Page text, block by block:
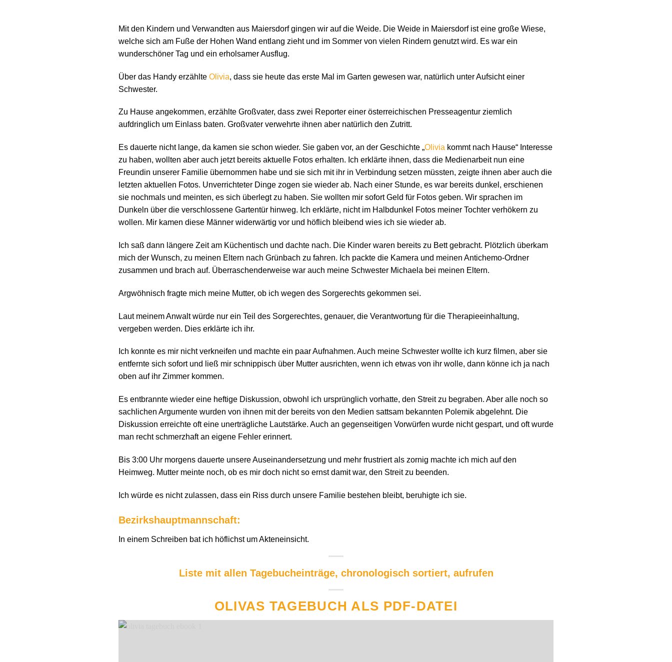
Mit den Kindern und Verwandten aus Maiersdorf gingen wir auf die Weide. Die Weide in Maiersdorf ist eine große Wiese,
welche sich am Fuße der Hohen Wand entlang zieht und im Sommer von vielen Rindern genutzt wird. Es war ein
wunderschöner Tag und ein erholsamer Ausflug.
Über das Handy erzählte Olivia, dass sie heute das erste Mal im Garten gewesen war, natürlich unter Aufsicht einer
Schwester.
Zu Hause angekommen, erzählte Großvater, dass zwei Reporter einer österreichischen Presseagentur ziemlich
aufdringlich um Einlass baten. Großvater verwehrte ihnen aber natürlich den Zutritt.
Es dauerte nicht lange, da kamen sie schon wieder. Sie gaben vor, an der Geschichte „Olivia kommt nach Hause“ Interesse
zu haben, wollten aber auch jetzt bereits aktuelle Fotos erhalten. Ich erklärte ihnen, dass die Medienarbeit nun eine
Freundin unserer Familie übernommen habe und sie sich mit ihr in Verbindung setzen müssten, zeigte ihnen aber auch die
letzten aktuellen Fotos. Unverrichteter Dinge zogen sie wieder ab. Nach einer Stunde, es war bereits dunkel, erschienen
sie nochmals und meinten, es sich überlegt zu haben. Sie wollten mir sofort Geld für Fotos geben. Wir sprachen im
Dunkeln über die verschlossene Gartentür hinweg. Ich erklärte, nicht im Halbdunkel Fotos meiner Tochter verhökern zu
wollen. Mir kamen diese Männer widerwärtig vor und höflich bleibend wies ich sie wieder ab.
Ich saß dann längere Zeit am Küchentisch und dachte nach. Die Kinder waren bereits zu Bett gebracht. Plötzlich überkam
mich der Wunsch, zu meinen Eltern nach Grünbach zu fahren. Ich packte die Kamera und meinen Antichemo-Ordner
zusammen und brach auf. Überraschenderweise war auch meine Schwester Michaela bei meinen Eltern.
Argwöhnisch fragte mich meine Mutter, ob ich wegen des Sorgerechts gekommen sei.
Laut meinem Anwalt würde nur ein Teil des Sorgerechtes, genauer, die Verantwortung für die Therapieeinhaltung,
vergeben werden. Dies erklärte ich ihr.
Ich konnte es mir nicht verkneifen und machte ein paar Aufnahmen. Auch meine Schwester wollte ich kurz filmen, aber sie
entfernte sich sofort und ließ mir schnippisch über Mutter ausrichten, wenn ich etwas von ihr wolle, dann könne ich ja nach
oben auf ihr Zimmer kommen.
Es entbrannte wieder eine heftige Diskussion, obwohl ich ursprünglich vorhatte, den Streit zu begraben. Aber alle noch so
sachlichen Argumente wurden von ihnen mit der bereits von den Medien sattsam bekannten Polemik abgelehnt. Die
Diskussion erreichte oft eine unerträgliche Lautstärke. Auch an gegenseitigen Vorwürfen wurde nicht gespart, und oft wurde
man recht schmerzhaft an eigene Fehler erinnert.
Bis 3:00 Uhr morgens dauerte unsere Auseinandersetzung und mehr frustriert als zornig machte ich mich auf den
Heimweg. Mutter meinte noch, ob es mir doch nicht so ernst damit war, den Streit zu beenden.
Ich würde es nicht zulassen, dass ein Riss durch unsere Familie bestehen bleibt, beruhigte ich sie.
Bezirkshauptmannschaft:
In einem Schreiben bat ich höflichst um Akteneinsicht.
Liste mit allen Tagebucheinträge, chronologisch sortiert, aufrufen
OLIVAS TAGEBUCH ALS PDF-DATEI